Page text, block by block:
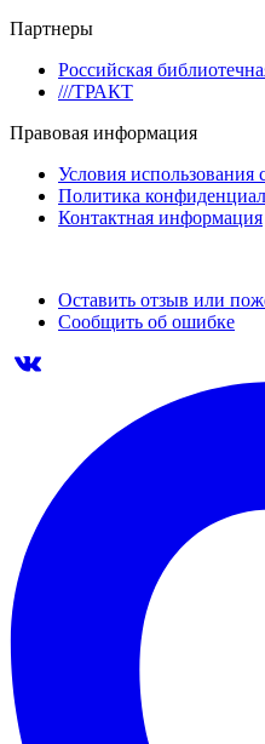
Партнеры
Российская
///ТРАКТ
Правовая информация
Условия использования
Политика
Контактная информация
Оставить отзыв или
Сообщить об ошибке